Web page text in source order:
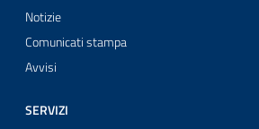
Notizie
Comunicati stampa
Avvisi
SERVIZI